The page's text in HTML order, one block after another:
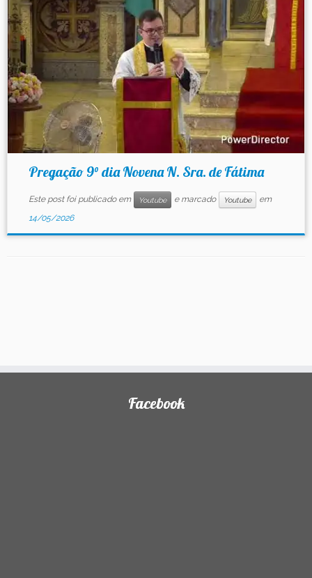
Contato
Pregação 9° dia Novena N. Sra. de Fátima
Este post foi publicado em Youtube e marcado Youtube
em
14/05/2026
Facebook